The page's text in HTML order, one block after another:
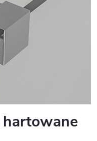
hartowane